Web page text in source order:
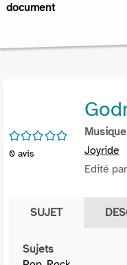
document
/5
0 avis
Joyride
Edité par
SUJET
Sujets